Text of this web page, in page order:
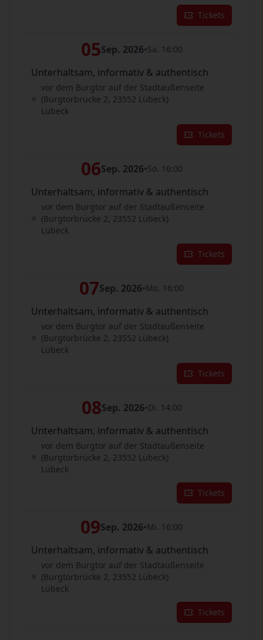
Tickets
05Sep. 2026•Sa. 16:00
Unterhaltsam, informativ & authentisch
vor dem Burgtor auf der Stadtaußenseite
(Burgtorbrücke 2, 23552 Lübeck)
Lübeck
Tickets
06Sep. 2026•So. 16:00
Unterhaltsam, informativ & authentisch
vor dem Burgtor auf der Stadtaußenseite
(Burgtorbrücke 2, 23552 Lübeck)
Lübeck
Tickets
07Sep. 2026•Mo. 16:00
Unterhaltsam, informativ & authentisch
vor dem Burgtor auf der Stadtaußenseite
(Burgtorbrücke 2, 23552 Lübeck)
Lübeck
Tickets
08Sep. 2026•Di. 14:00
Unterhaltsam, informativ & authentisch
vor dem Burgtor auf der Stadtaußenseite
(Burgtorbrücke 2, 23552 Lübeck)
Lübeck
Tickets
09Sep. 2026•Mi. 16:00
Unterhaltsam, informativ & authentisch
vor dem Burgtor auf der Stadtaußenseite
(Burgtorbrücke 2, 23552 Lübeck)
Lübeck
Tickets